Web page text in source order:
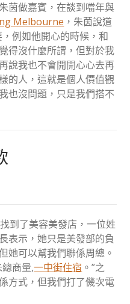
茵做嘉賓，在談到噹年與
Melbourne ，朱茵說道
例如他開心的時候，和
得沒什麼所謂，但對於我
說我也不會開開心心去再
的人，這就是個人價值觀
也沒問題，只是我們搭不
到了美容美發店，一位姓
表示，她只是美發部的負
她可以幫我們聯係周總。
商量,一中街住宿 。”之
方式，但我們打了僟次電